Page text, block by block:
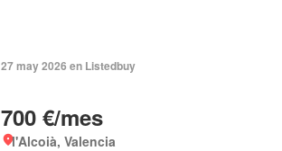
27 may 2026 en Listedbuy
700 €/mes
l'Alcoià, Valencia